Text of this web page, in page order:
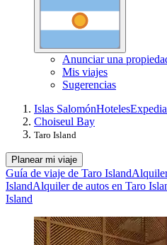
Anunciar una
Mis viajes
Sugerencias
Islas SalomónHoteles
Choiseul Bay
Taro Island
Planear mi viaje
Guía de viaje de Taro Island
IslandAlquiler de autos en Taro
Island